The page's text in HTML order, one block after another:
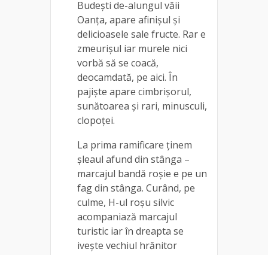
Budești de-alungul văii
Oanța, apare afinișul și
delicioasele sale fructe. Rar e
zmeurișul iar murele nici
vorbă să se coacă,
deocamdată, pe aici. În
pajiște apare cimbrișorul,
sunătoarea și rari, minusculi,
clopoței.
La prima ramificare ținem
șleaul afund din stânga –
marcajul bandă roșie e pe un
fag din stânga. Curând, pe
culme, H-ul roșu silvic
acompaniază marcajul
turistic iar în dreapta se
ivește vechiul hrănitor